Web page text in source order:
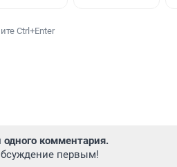
Ctrl+Enter
одного комментария.
первым!